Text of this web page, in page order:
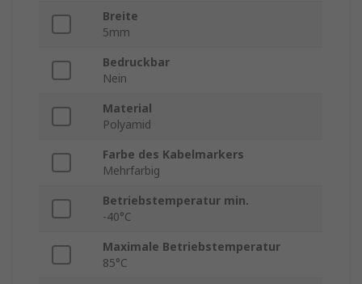
Breite
5mm
Bedruckbar
Nein
Material
Polyamid
Farbe des Kabelmarkers
Mehrfarbig
Betriebstemperatur min.
-40°C
Maximale Betriebstemperatur
85°C